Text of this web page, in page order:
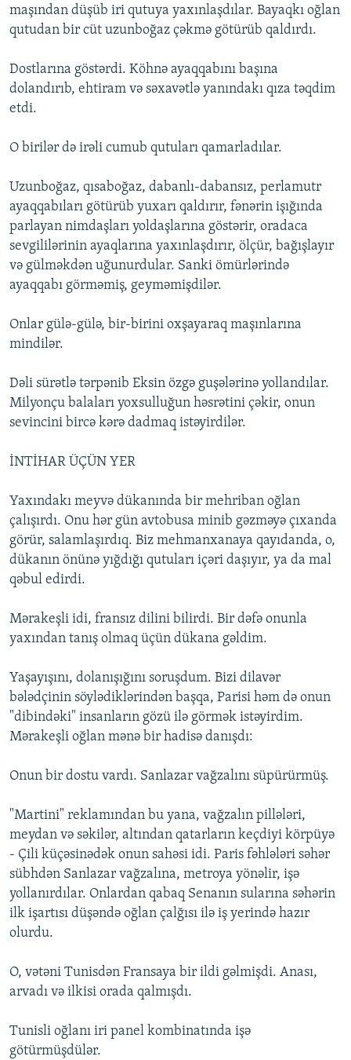
maşından düşüb iri qutuya yaxınlaşdılar. Bayaqkı oğlan
qutudan bir cüt uzunboğaz çəkmə götürüb qaldırdı.
Dostlarına göstərdi. Köhnə ayaqqabını başına
dolandırıb, ehtiram və səxavətlə yanındakı qıza təqdim
etdi.
O birilər də irəli cumub qutuları qamarladılar.
Uzunboğaz, qısaboğaz, dabanlı-dabansız, perlamutr
ayaqqabıları götürüb yuxarı qaldırır, fənərin işığında
parlayan nimdaşları yoldaşlarına göstərir, oradaca
sevgililərinin ayaqlarına yaxınlaşdırır, ölçür, bağışlayır
və gülməkdən uğunurdular. Sanki ömürlərində
ayaqqabı görməmiş, geyməmişdilər.
Onlar gülə-gülə, bir-birini oxşayaraq maşınlarına
mindilər.
Dəli sürətlə tərpənib Eksin özgə guşələrinə yollandılar.
Milyonçu balaları yoxsulluğun həsrətini çəkir, onun
sevincini bircə kərə dadmaq istəyirdilər.
İNTİHAR ÜÇÜN YER
Yaxındakı meyvə dükanında bir mehriban oğlan
çalışırdı. Onu hər gün avtobusa minib gəzməyə çıxanda
görür, salamlaşırdıq. Biz mehmanxanaya qayıdanda, o,
dükanın önünə yığdığı qutuları içəri daşıyır, ya da mal
qəbul edirdi.
Mərakeşli idi, fransız dilini bilirdi. Bir dəfə onunla
yaxından tanış olmaq üçün dükana gəldim.
Yaşayışını, dolanışığını soruşdum. Bizi dilavər
bələdçinin söylədiklərindən başqa, Parisi həm də onun
"dibindəki" insanların gözü ilə görmək istəyirdim.
Mərakeşli oğlan mənə bir hadisə danışdı:
Onun bir dostu vardı. Sanlazar vağzalını süpürürmüş.
"Martini" reklamından bu yana, vağzalın pillələri,
meydan və səkilər, altından qatarların keçdiyi körpüyə
- Çili küçəsinədək onun sahəsi idi. Paris fəhlələri səhər
sübhdən Sanlazar vağzalına, metroya yönəlir, işə
yollanırdılar. Onlardan qabaq Senanın sularına səhərin
ilk işartısı düşəndə oğlan çalğısı ilə iş yerində hazır
olurdu.
O, vətəni Tunisdən Fransaya bir ildi gəlmişdi. Anası,
arvadı və ilkisi orada qalmışdı.
Tunisli oğlanı iri panel kombinatında işə
götürmüşdülər.